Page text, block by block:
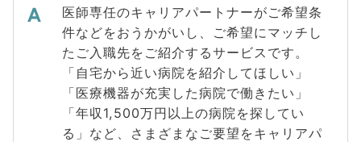
医師専任のキャリアパートナーがご希望条
件などをおうかがいし、ご希望にマッチし
たご入職先をご紹介するサービスです。
「自宅から近い病院を紹介してほしい」
「医療機器が充実した病院で働きたい」
「年収1,500万円以上の病院を探してい
る」など、さまざまなご要望をキャリアパ